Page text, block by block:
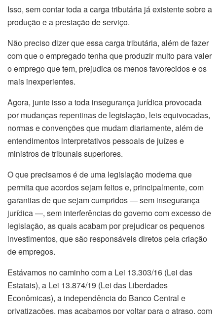
Isso, sem contar toda a carga tributária já existente sobre a
produção e a prestação de serviço.
Não preciso dizer que essa carga tributária, além de fazer
com que o empregado tenha que produzir muito para valer
o emprego que tem, prejudica os menos favorecidos e os
mais inexperientes.
Agora, junte isso a toda insegurança jurídica provocada
por mudanças repentinas de legislação, leis equivocadas,
normas e convenções que mudam diariamente, além de
entendimentos interpretativos pessoais de juízes e
ministros de tribunais superiores.
O que precisamos é de uma legislação moderna que
permita que acordos sejam feitos e, principalmente, com
garantias de que sejam cumpridos — sem insegurança
jurídica —, sem interferências do governo com excesso de
legislação, as quais acabam por prejudicar os pequenos
investimentos, que são responsáveis diretos pela criação
de empregos.
Estávamos no caminho com a Lei 13.303/16 (Lei das
Estatais), a Lei 13.874/19 (Lei das Liberdades
Econômicas), a independência do Banco Central e
privatizações, mas acabamos por voltar para o atraso, com